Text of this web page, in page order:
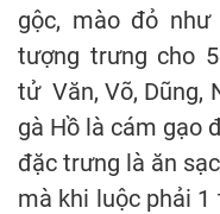
gộc, mào đỏ
tượng trưng cho
tử Văn, Võ, Dũng,
gà Hồ là cám gạo
đặc trưng là ăn
mà khi luộc phải